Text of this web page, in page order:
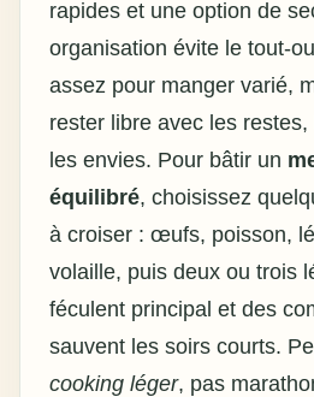
rapides et une option de
organisation évite le tout-
assez pour manger varié,
rester libre avec les
les envies. Pour bâtir un
équilibré, choisissez
à croiser : œufs, poisson,
volaille, puis deux ou trois
féculent principal et des
sauvent les soirs courts.
cooking léger, pas